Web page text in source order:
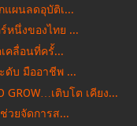
แผนลดอุบัติเ...
หนึ่งของไทย ...
คลื่อนที่ครั้...
ะดับ มืออาชีพ ...
GROW…เติบโต เคียง...
วยจัดการส...